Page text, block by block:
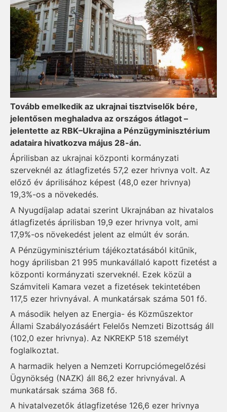
Tovább emelkedik az ukrajnai tisztviselők bére,
jelentősen meghaladva az országos átlagot –
jelentette az RBK–Ukrajina a Pénzügyminisztérium
adataira hivatkozva május 28-án.
Áprilisban az ukrajnai központi kormányzati
szerveknél az átlagfizetés 57,2 ezer hrivnya volt. Az
előző év áprilisához képest (48,0 ezer hrivnya)
19,3%-os a növekedés.
A Nyugdíjalap adatai szerint Ukrajnában az hivatalos
átlagfizetés áprilisban 19,9 ezer hrivnya volt, ami
17,9%-os növekedést jelent az elmúlt év során.
A Pénzügyminisztérium tájékoztatásából kitűnik,
hogy áprilisban 21 995 munkavállaló kapott fizetést a
központi kormányzati szerveknél. Ezek közül a
Számviteli Kamara vezet a fizetések tekintetében
117,5 ezer hrivnyával. A munkatársak száma 501 fő.
A második helyen az Energia- és Közműszektor
Állami Szabályozásáért Felelős Nemzeti Bizottság áll
(102,0 ezer hrivnya). Az NKREKP 518 személyt
foglalkoztat.
A harmadik helyen a Nemzeti Korrupciómegelőzési
Ügynökség (NAZK) áll 86,2 ezer hrivnyával. A
munkatársak száma 368 fő.
A hivatalvezetők átlagfizetése 126,6 ezer hrivnya